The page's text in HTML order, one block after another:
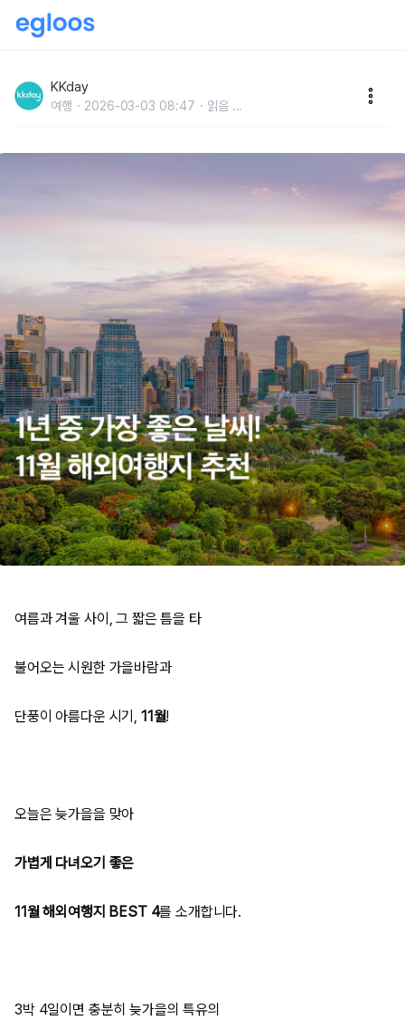
좋은 도시 BEST 4
KKday
여행 2026-03-03 08:47 읽음 ...
여름과 겨울 사이, 그 짧은 틈을 타
불어오는 시원한 가을바람과
단풍이 아름다운 시기, 11월!
오늘은 늦가을을 맞아
가볍게 다녀오기 좋은
11월 해외여행지 BEST 4를 소개합니다.
3박 4일이면 충분히 늦가을의 특유의